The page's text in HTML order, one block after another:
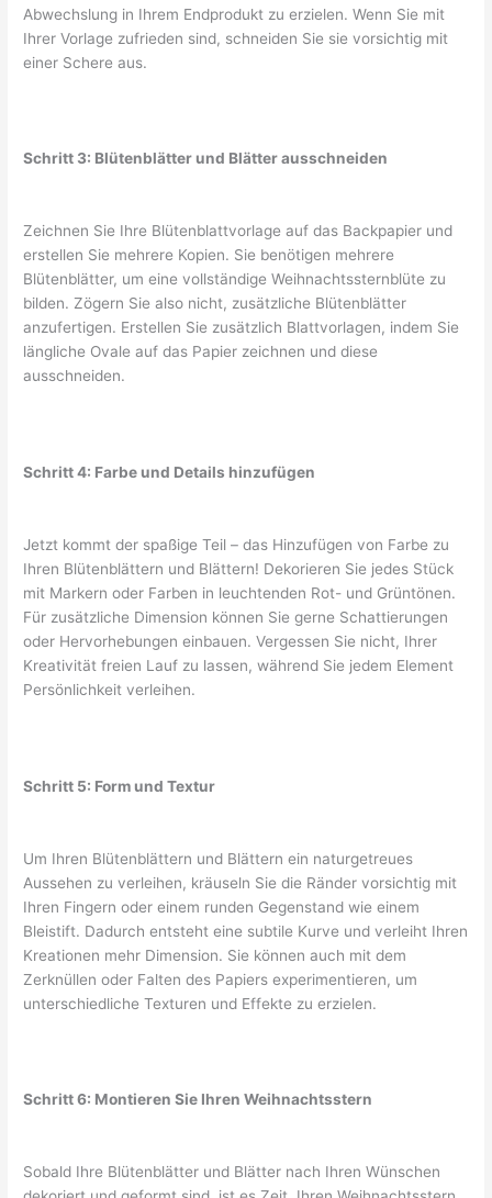
Abwechslung in Ihrem Endprodukt zu erzielen. Wenn Sie mit
Ihrer Vorlage zufrieden sind, schneiden Sie sie vorsichtig mit
einer Schere aus.
Schritt 3: Blütenblätter und Blätter ausschneiden
Zeichnen Sie Ihre Blütenblattvorlage auf das Backpapier und
erstellen Sie mehrere Kopien. Sie benötigen mehrere
Blütenblätter, um eine vollständige Weihnachtssternblüte zu
bilden. Zögern Sie also nicht, zusätzliche Blütenblätter
anzufertigen. Erstellen Sie zusätzlich Blattvorlagen, indem Sie
längliche Ovale auf das Papier zeichnen und diese
ausschneiden.
Schritt 4: Farbe und Details hinzufügen
Jetzt kommt der spaßige Teil – das Hinzufügen von Farbe zu
Ihren Blütenblättern und Blättern! Dekorieren Sie jedes Stück
mit Markern oder Farben in leuchtenden Rot- und Grüntönen.
Für zusätzliche Dimension können Sie gerne Schattierungen
oder Hervorhebungen einbauen. Vergessen Sie nicht, Ihrer
Kreativität freien Lauf zu lassen, während Sie jedem Element
Persönlichkeit verleihen.
Schritt 5: Form und Textur
Um Ihren Blütenblättern und Blättern ein naturgetreues
Aussehen zu verleihen, kräuseln Sie die Ränder vorsichtig mit
Ihren Fingern oder einem runden Gegenstand wie einem
Bleistift. Dadurch entsteht eine subtile Kurve und verleiht Ihren
Kreationen mehr Dimension. Sie können auch mit dem
Zerknüllen oder Falten des Papiers experimentieren, um
unterschiedliche Texturen und Effekte zu erzielen.
Schritt 6: Montieren Sie Ihren Weihnachtsstern
Sobald Ihre Blütenblätter und Blätter nach Ihren Wünschen